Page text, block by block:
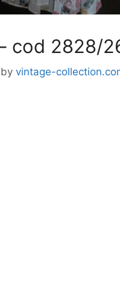
cod 2828/
by vintage-